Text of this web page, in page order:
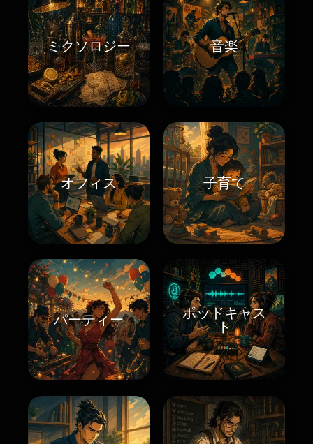
ミクソロジー 音楽
オフィス 子育て
パーティー
ポッドキャス
ト